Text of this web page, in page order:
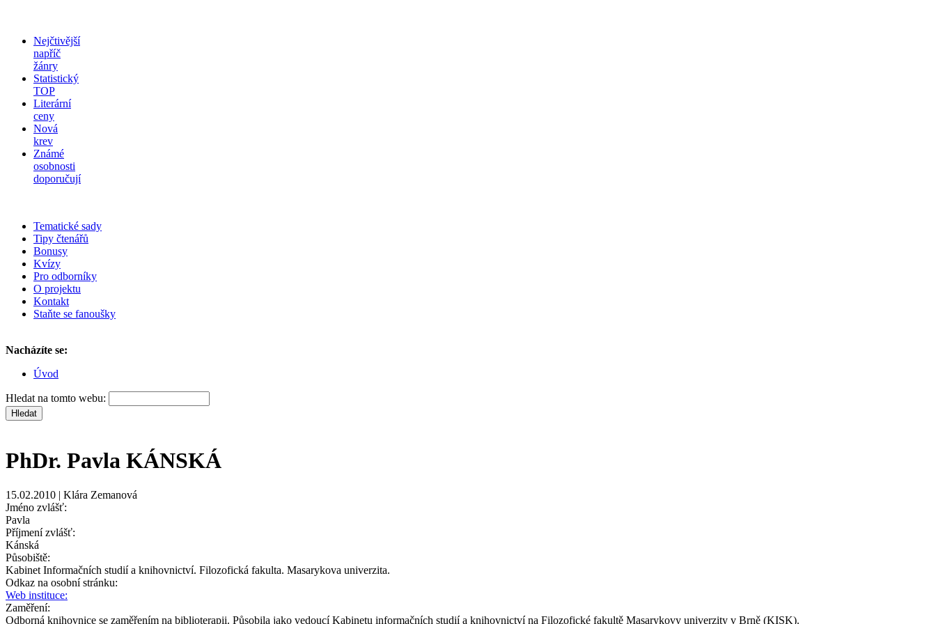
Nejčtivější
napříč
žánry
Statistický
TOP
Literární
ceny
Nová
krev
Známé
osobnosti
doporučují
Tematické sady
Tipy čtenářů
Bonusy
Kvízy
Pro odborníky
O projektu
Kontakt
Staňte se fanoušky
Nacházíte se:
Úvod
Hledat na tomto webu:
PhDr. Pavla KÁNSKÁ
15.02.2010 | Klára Zemanová
Jméno zvlášť:
Pavla
Příjmení zvlášť:
Kánská
Působiště:
Kabinet Informačních studií a knihovnictví. Filozofická fakulta. Masarykova univerzita.
Odkaz na osobní stránku:
Web instituce:
Zaměření:
Odborná knihovnice se zaměřením na biblioterapii. Působila jako vedoucí Kabinetu informačních studií a knihovnictví na Filozofické fakultě Masarykovy univerzity v Brně (KISK).